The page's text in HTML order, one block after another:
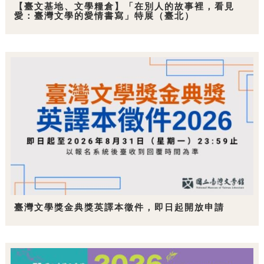
【臺文基地、文學糧倉】「在別人的故事裡，看見
愛：臺灣文學的愛情書寫」特展（臺北）
臺灣文學獎金典獎英譯本徵件，即日起開放申請